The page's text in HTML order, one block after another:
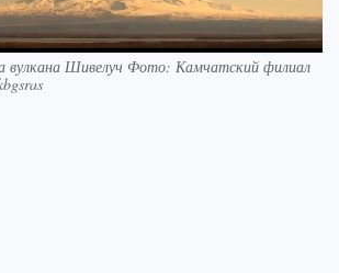
вулкана Шивелуч Фото: Камчатский филиал